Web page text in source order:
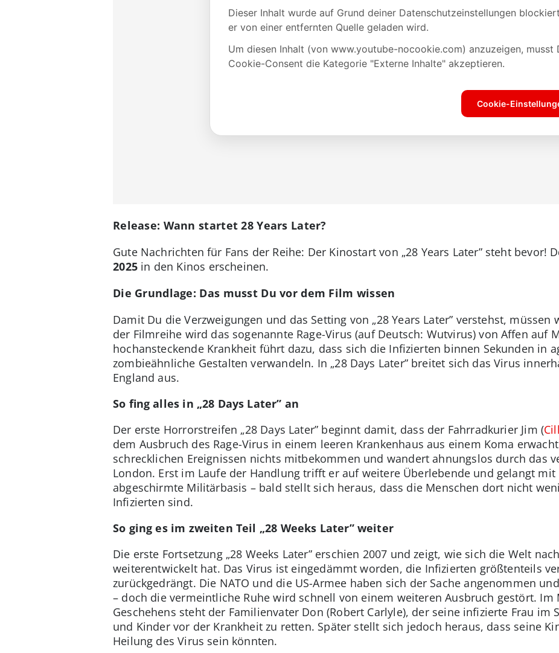
Release: Wann startet 28 Years Later?
Gute Nachrichten für Fans der Reihe: Der Kinostart von „28 Years Later” steht bevor!
2025 in den Kinos erscheinen.
Die Grundlage: Das musst Du vor dem Film wissen
Damit Du die Verzweigungen und das Setting von „28 Years Later” verstehst,
der Filmreihe wird das sogenannte Rage-Virus (auf Deutsch: Wutvirus) von Affen auf
hochansteckende Krankheit führt dazu, dass sich die Infizierten binnen Sekunden in
zombieähnliche Gestalten verwandeln. In „28 Days Later” breitet sich das Virus
England aus.
So fing alles in „28 Days Later” an
Der erste Horrorstreifen „28 Days Later” beginnt damit, dass der Fahrradkurier Jim (
dem Ausbruch des Rage-Virus in einem leeren Krankenhaus aus einem Koma
schrecklichen Ereignissen nichts mitbekommen und wandert ahnungslos durch das
London. Erst im Laufe der Handlung trifft er auf weitere Überlebende und gelangt
abgeschirmte Militärbasis – bald stellt sich heraus, dass die Menschen dort nicht
Infizierten sind.
So ging es im zweiten Teil „28 Weeks Later” weiter
Die erste Fortsetzung „28 Weeks Later” erschien 2007 und zeigt, wie sich die Welt
weiterentwickelt hat. Das Virus ist eingedämmt worden, die Infizierten größtenteils
zurückgedrängt. Die NATO und die US-Armee haben sich der Sache angenommen
– doch die vermeintliche Ruhe wird schnell von einem weiteren Ausbruch gestört. Im
Geschehens steht der Familienvater Don (Robert Carlyle), der seine infizierte Frau im
und Kinder vor der Krankheit zu retten. Später stellt sich jedoch heraus, dass seine
Heilung des Virus sein könnten.